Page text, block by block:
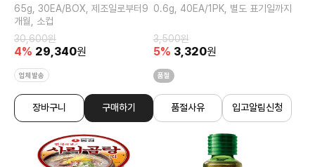
65g, 30EA/BOX, 제조일로부터9
개월, 소컵
30,600원
4% 29,340원
업체발송
장바구니 구매하기
0.6g, 40EA/1PK, 별도 표기일까지
3,500원
5% 3,320원
품절
품절사유 입고알림신청